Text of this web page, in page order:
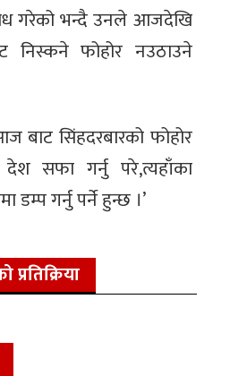
गरेको भन्दै उनले आजदेखि
निस्कने फोहोर नउठाउने
सिंहदरबारको फोहोर
सफा गर्नु परे,त्यहाँका
डम्प गर्नु पर्ने हुन्छ ।’